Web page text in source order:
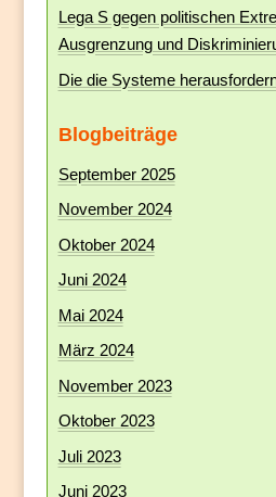
Lega S gegen politischen
Ausgrenzung und
Die die Systeme
Blogbeiträge
September 2025
November 2024
Oktober 2024
Juni 2024
Mai 2024
März 2024
November 2023
Oktober 2023
Juli 2023
Juni 2023